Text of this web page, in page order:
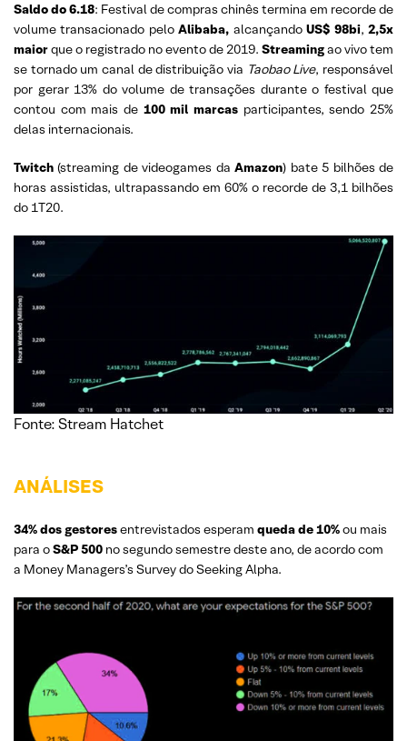
Saldo do 6.18: Festival de compras chinês termina em recorde de
volume transacionado peloAlibaba, alcançandoUS$ 98bi,2,5x
maiorque o registrado no evento de 2019. Streamingao vivo tem
se tornado um canal de distribuição via Taobao Live, responsável
por gerar 13% do volume de transações durante o festival que
contou com mais de 100 mil marcas participantes, sendo 25%
delas internacionais.
Twitch(streaming de videogames daAmazon) bate 5 bilhões de
horas assistidas, ultrapassando em 60% o recorde de 3,1 bilhões
do 1T20.
Fonte: Stream Hatchet
ANÁLISES
34% dos gestoresentrevistados esperam queda de 10%ou mais
para oS&P 500 no segundo semestre deste ano, de acordo com
a Money Managers’s Survey do Seeking Alpha.